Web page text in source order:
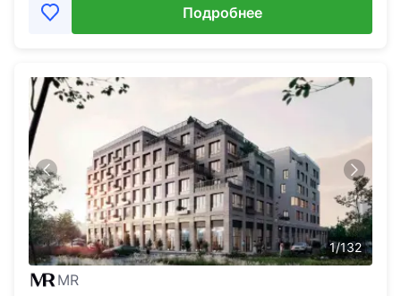
Подробнее
1/132
MR